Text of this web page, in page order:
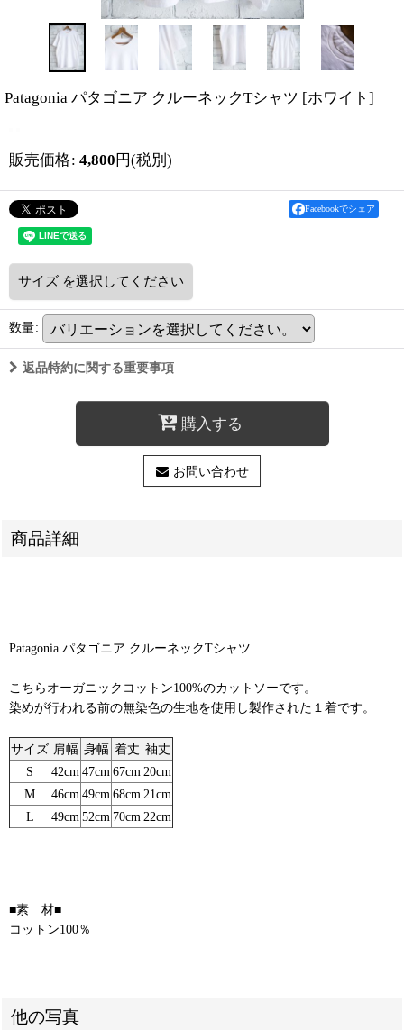
Patagonia パタゴニア クルーネックTシャツ [ホワイト ]
販売価格: 4,800 円(税別)
Facebookでシェア
サイズ を選択してください
数量:
返品特約に関する重要事項
購入する
お問い合わせ
商品詳細
Patagonia パタゴニア クルーネックTシャツ
こちらオーガニックコットン100%のカットソーです。
染めが行われる前の無染色の生地を使用し製作された１着です。
サイズ 肩幅 身幅 着丈 袖丈
S
42cm 47cm 67cm 20cm
M
46cm 49cm 68cm 21cm
L
49cm 52cm 70cm 22cm
■素 材■
コットン100％
他の写真